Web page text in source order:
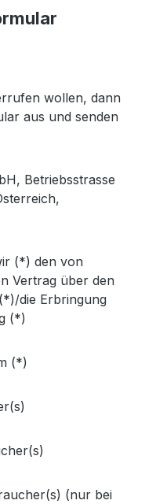
wollen, dann
aus und senden
Betriebsstrasse
(*) den von
Vertrag über den
die Erbringung
(*)
(*)
(nur bei